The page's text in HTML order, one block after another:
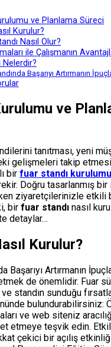
ve Planlama Süreci
Kurulur?
Nasıl Olur?
ile Çalışmanın
Başarıyı Artırmanın
ve
tanıtması, yeni
gelişmeleri takip
bir fuar standı kurulumu
Doğru tasarlanmış bir
ziyaretçilerinizle
bir fuar standı nasıl
detaylar…
Kurulur?